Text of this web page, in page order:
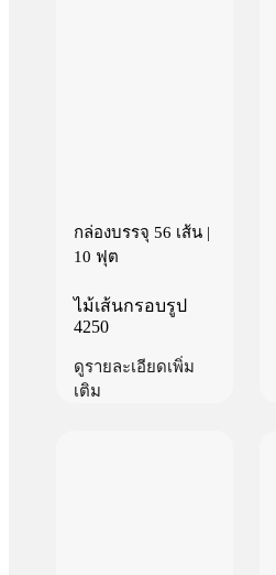
กล่องบรรจุ 56 เส้น |
10 ฟุต
ไม้เส้นกรอบรูป
4250
ดูรายละเอียดเพิ่ม
เติม